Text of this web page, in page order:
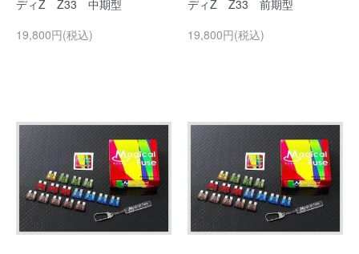
ディZ Z33 中期型
19,800円(税込)
ディZ Z33 前期型
19,800円(税込)